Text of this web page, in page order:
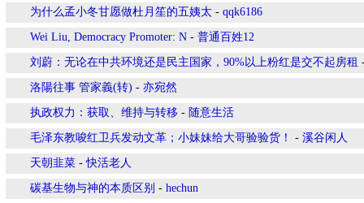
为什么孟小冬甘愿做杜月笙的五姨太 - qqk6186
Wei Liu, Democracy Promoter: N - 普通百姓12
刘蔚：无论在中共环境还是民主国家，90%以上粉红是交不起房租
洛陽往事 管家義(转) - 亦宛然
执政权力：获取、维持与转移 - 随意生活
毛泽东教唆红卫兵发动文革；小妹妹给大哥验验货！ - 溪谷闲人
天朝韭菜 -快活老人
碳基生物与神的本质区别 - hechun